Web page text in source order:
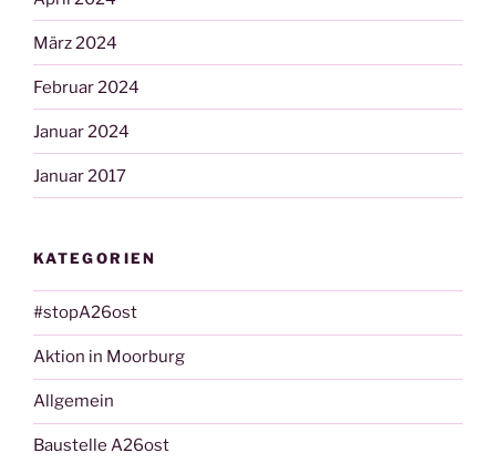
März 2024
Februar 2024
Januar 2024
Januar 2017
KATEGORIEN
#stopA26ost
Aktion in Moorburg
Allgemein
Baustelle A26ost